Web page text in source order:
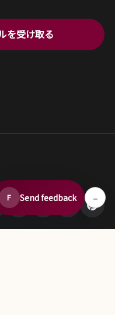
を受け取る
F Send feedback –